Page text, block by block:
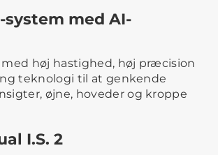
med AI-
høj hastighed, høj præcision
teknologi til at genkende
øjne, hoveder og kroppe
I.S. 2